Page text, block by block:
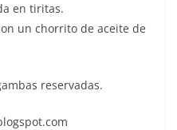
en tiritas.
un chorrito de aceite de
reservadas.